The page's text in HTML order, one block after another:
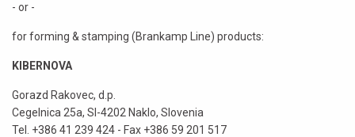
- or -
for forming & stamping (Brankamp Line) products:
KIBERNOVA
Gorazd Rakovec, d.p.
Cegelnica 25a, SI-4202 Naklo, Slovenia
Tel. +386 41 239 424 - Fax +386 59 201 517